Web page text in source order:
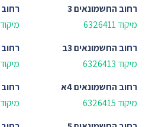
רחובהחשמונאים 3
מיקוד 6326411
רחוב
מיקוד 6326412
רחובהחשמונאים 3ב
מיקוד 6326413
רחוב
מיקוד 6326414
רחובהחשמונאים 4א
מיקוד 6326415
רחוב
מיקוד 6326416